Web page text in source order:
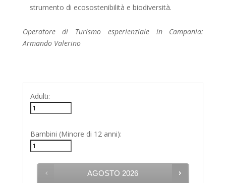
strumento di ecosostenibilità e biodiversità.
Operatore di Turismo esperienziale in Campania:
Armando Valerino
Adulti:
Bambini (Minore di 12 anni):
AGOSTO 2026